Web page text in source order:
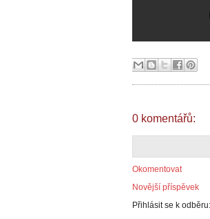
0 komentářů:
Okomentovat
Novější příspěvek
Přihlásit se k odběru: